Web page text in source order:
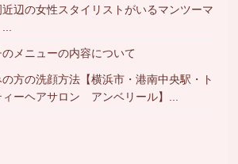
辺の女性スタイリストがいるマンツーマ
...
メニューの内容について
方の洗顔方法【横浜市・港南中央駅・ト
ィーヘアサロン アンベリール】...